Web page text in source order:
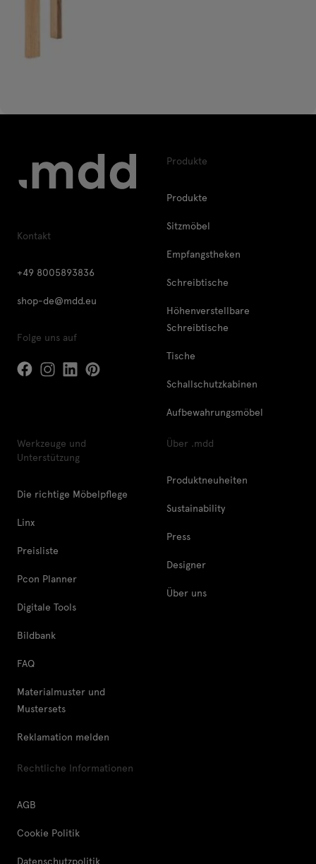
Kontakt
+49 8005893836
shop-de@mdd.eu
Folge uns auf
Produkte
Produkte
Sitzmöbel
Empfangstheken
Schreibtische
Höhenverstellbare
Schreibtische
Tische
Schallschutzkabinen
Aufbewahrungsmöbel
Werkzeuge und
Unterstützung
Die richtige Möbelpflege
Linx
Preisliste
Pcon Planner
Digitale Tools
Bildbank
FAQ
Materialmuster und
Mustersets
Reklamation melden
Über .mdd
Produktneuheiten
Sustainability
Press
Designer
Über uns
Rechtliche Informationen
AGB
Cookie Politik
Datenschutzpolitik